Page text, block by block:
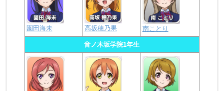
園田海未 高坂穂乃果 南ことり
音ノ木坂学院1年生